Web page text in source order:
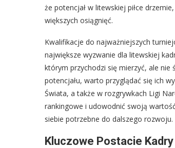
że potencjał w litewskiej piłce
większych osiągnięć.
Kwalifikacje do najważniejszych
największe wyzwanie dla litewskiej
którym przychodzi się mierzyć, ale nie
potencjału, warto przyglądać się ich
Świata, a także w rozgrywkach Ligi
rankingowe i udowodnić swoją
siebie potrzebne do dalszego rozwoju.
Kluczowe Postacie